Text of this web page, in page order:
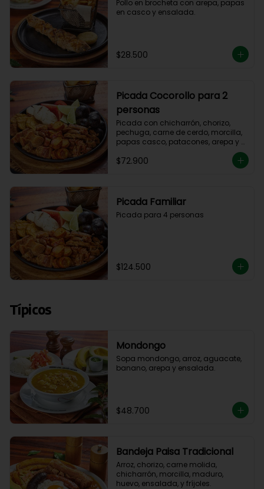
Pollo en brocheta con arepa, papas
en casco y ensalada.
$28.500
Picada Cocorollo para 2
personas
Picada con chicharrón, chorizo,
pechuga, carne de cerdo, morcilla,
papas casco, patacones, arepa y
$72.900
Picada Familiar
Picada para 4 personas
$124.500
Típicos
Mondongo
Sopa mondongo, arroz, aguacate,
banano, arepa y ensalada.
$48.700
Bandeja Paisa Tradicional
Arroz, chorizo, carne molida,
chicharrón, morcilla, maduro,
huevo, ensalada, y fríjoles.